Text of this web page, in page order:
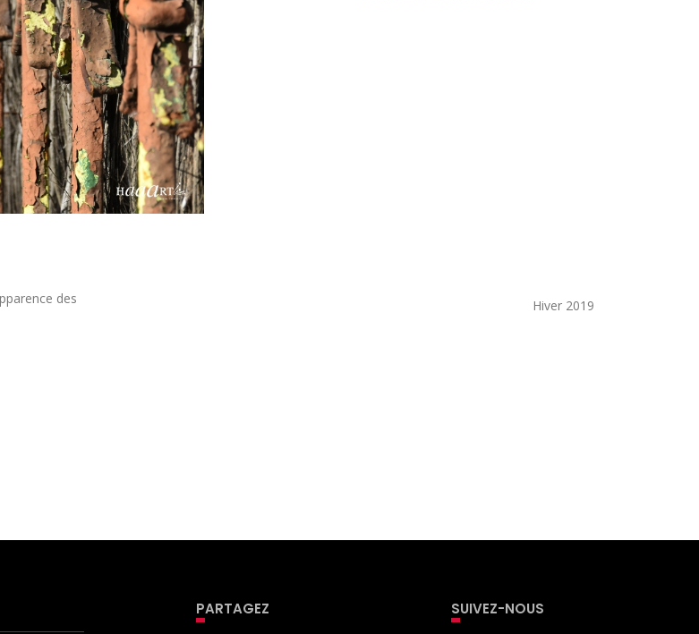
des
Hiver 2019
PARTAGEZ SUIVEZ-NOUS